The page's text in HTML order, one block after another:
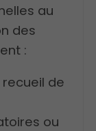
au
des
:
de
ou